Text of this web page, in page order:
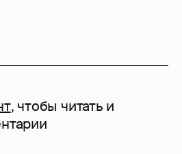
, чтобы читать и